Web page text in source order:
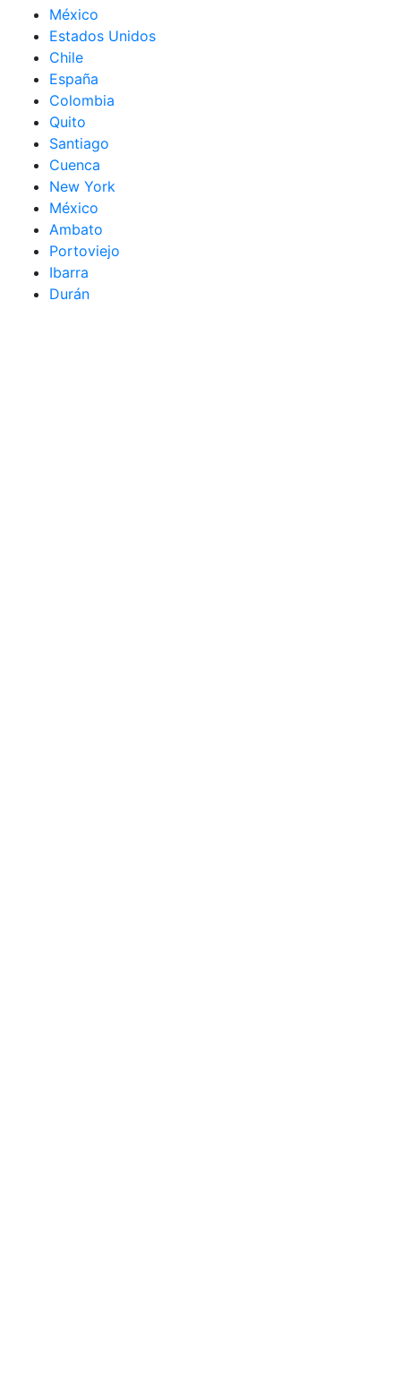
México
Estados Unidos
Chile
España
Colombia
Quito
Santiago
Cuenca
New York
México
Ambato
Portoviejo
Ibarra
Durán